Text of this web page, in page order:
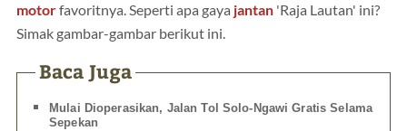
motorfavoritnya. Seperti apa gaya jantan 'Raja Lautan' ini?
Simak gambar-gambar berikut ini.
Baca Juga
Mulai Dioperasikan, Jalan Tol Solo-Ngawi Gratis Selama
Sepekan